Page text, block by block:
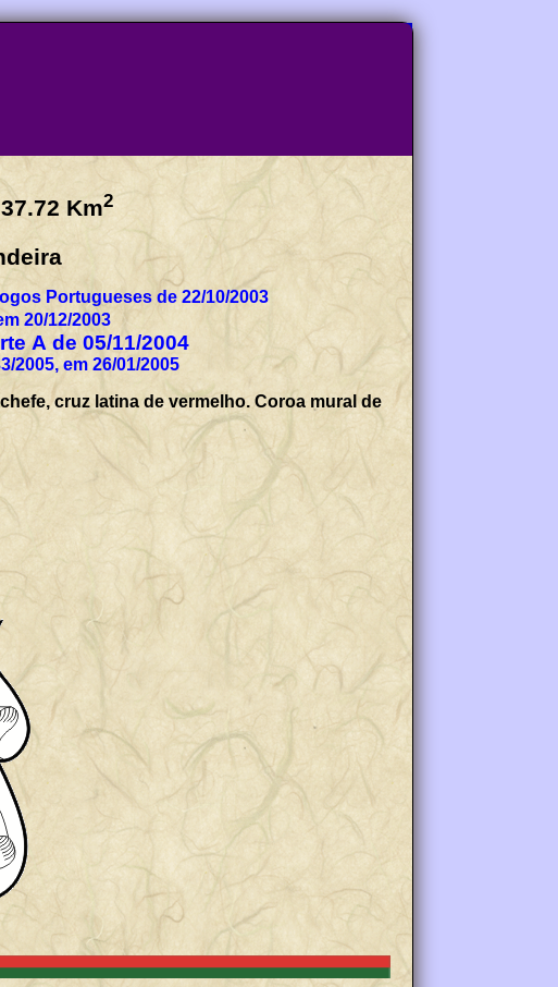
37.72 Km2
Portugueses de 22/10/2003
20/12/2003
A de 05/11/2004
2005, em 26/01/2005
cruz latina de vermelho. Coroa mural de